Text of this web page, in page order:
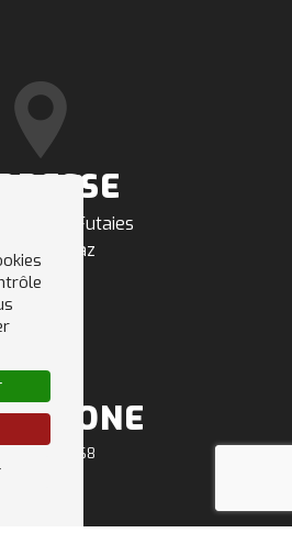
des Futaies
74303 Villaz
04 50 64 91 68